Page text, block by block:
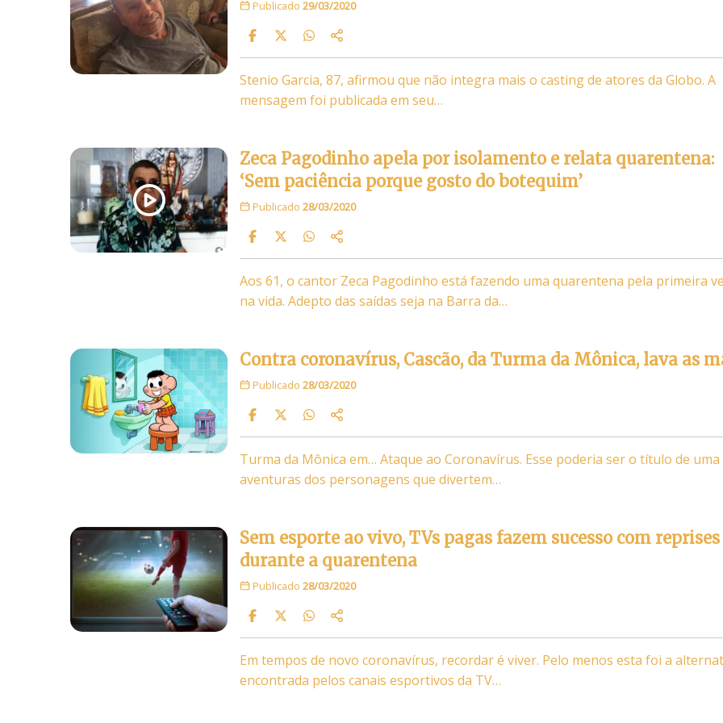
Publicado 29/03/2020
Stenio Garcia, 87, afirmou que não integra mais o casting de atores da Globo. A
mensagem foi publicada em seu…
Zeca Pagodinho apela por isolamento e relata quarentena:
‘Sem paciência porque gosto do botequim’
Publicado 28/03/2020
Aos 61, o cantor Zeca Pagodinho está fazendo uma quarentena pela primeira
na vida. Adepto das saídas seja na Barra da…
Contra coronavírus, Cascão, da Turma da Mônica, lava as
Publicado 28/03/2020
Turma da Mônica em… Ataque ao Coronavírus. Esse poderia ser o título de uma
aventuras dos personagens que divertem…
Sem esporte ao vivo, TVs pagas fazem sucesso com reprises
durante a quarentena
Publicado 28/03/2020
Em tempos de novo coronavírus, recordar é viver. Pelo menos esta foi a
encontrada pelos canais esportivos da TV…